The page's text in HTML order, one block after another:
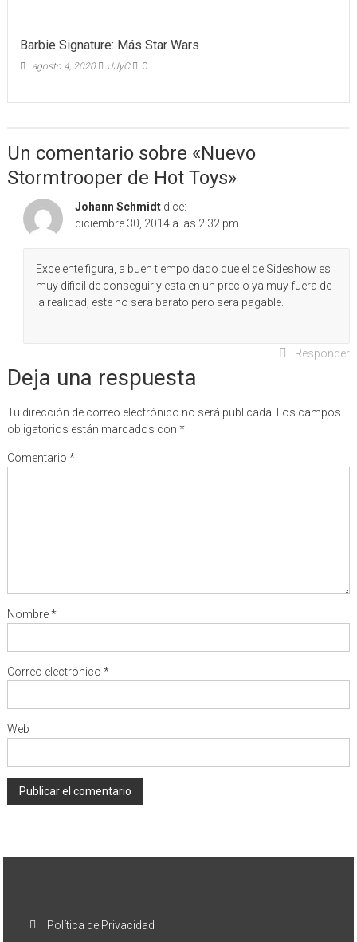
Barbie Signature: Más Star Wars
agosto 4, 2020 JJyC 0
Un comentario sobre «Nuevo
Stormtrooper de Hot Toys»
Johann Schmidt dice:
diciembre 30, 2014 a las 2:32 pm
Excelente figura, a buen tiempo dado que el de Sideshow es
muy dificil de conseguir y esta en un precio ya muy fuera de
la realidad, este no sera barato pero sera pagable.
Responder
Deja una respuesta
Tu dirección de correo electrónico no será publicada.
Los campos
obligatorios están marcados con *
Comentario *
Nombre*
Correo electrónico *
Web
Política de Privacidad